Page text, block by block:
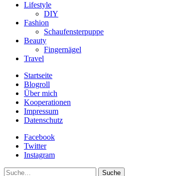
Lifestyle
DIY
Fashion
Schaufensterpuppe
Beauty
Fingernägel
Travel
Startseite
Blogroll
Über mich
Kooperationen
Impressum
Datenschutz
Facebook
Twitter
Instagram
Suche